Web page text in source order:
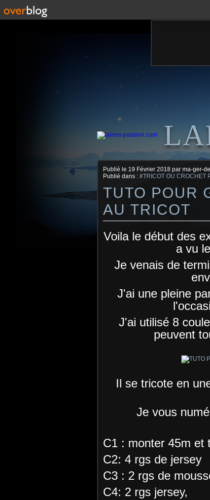
Publié le 19 Février 2018 par ma-ger-de
Publié dans : #TRICOT OU CROCHET
TUTO POUR
AU TRICOT
Voila le début des
a vu
Je venais de
J'ai une pleine
J'ai utilisé 8
peuvent
Il se tricote en
Je vous
C1 : monter 45m et
C2: 4 rgs de jersey
C3 : 2 rgs de
C4: 2 rgs jersey,